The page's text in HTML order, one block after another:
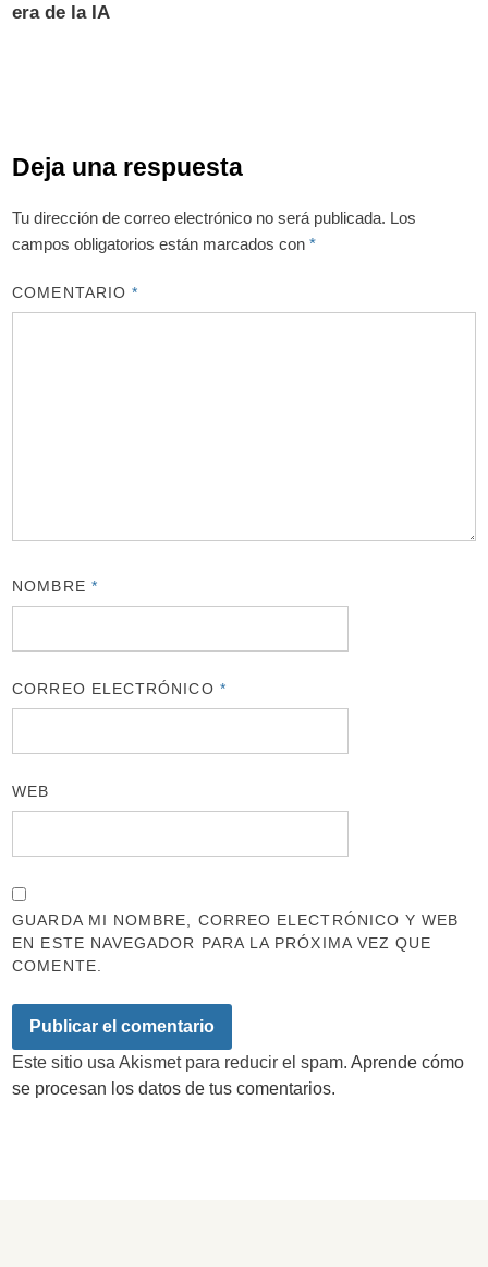
era de la IA
Deja una respuesta
Tu dirección de correo electrónico no será publicada. Los
campos obligatorios están marcados con*
COMENTARIO*
NOMBRE *
CORREO ELECTRÓNICO *
WEB
GUARDA MI NOMBRE, CORREO ELECTRÓNICO Y WEB
EN ESTE NAVEGADOR PARA LA PRÓXIMA VEZ QUE
COMENTE.
Este sitio usa Akismet para reducir el spam.Aprende cómo
se procesan los datos de tus comentarios.